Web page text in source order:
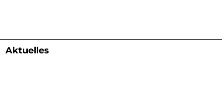
Aktuelles